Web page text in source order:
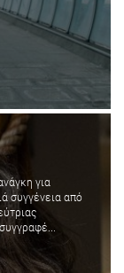
για
συγγένεια από